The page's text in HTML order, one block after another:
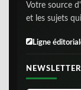
Votre source
et les sujets
Ligne